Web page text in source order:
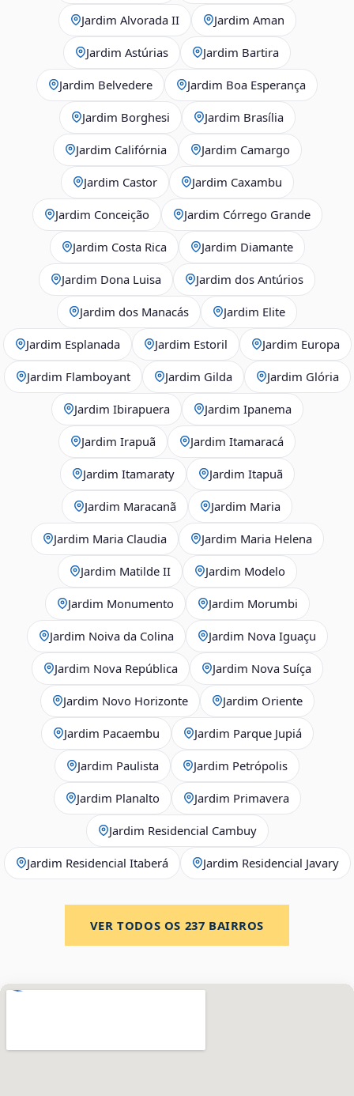
Jardim Alvorada II Jardim Aman
Jardim Astúrias Jardim Bartira
Jardim Belvedere Jardim Boa Esperança
Jardim Borghesi Jardim Brasília
Jardim Califórnia Jardim Camargo
Jardim Castor Jardim Caxambu
Jardim Conceição Jardim Córrego Grande
Jardim Costa Rica Jardim Diamante
Jardim Dona Luisa Jardim dos Antúrios
Jardim dos Manacás Jardim Elite
Jardim Esplanada Jardim Estoril Jardim Europa
Jardim Flamboyant Jardim Gilda Jardim Glória
Jardim Ibirapuera Jardim Ipanema
Jardim Irapuã Jardim Itamaracá
Jardim Itamaraty Jardim Itapuã
Jardim Maracanã Jardim Maria
Jardim Maria Claudia Jardim Maria Helena
Jardim Matilde II Jardim Modelo
Jardim Monumento Jardim Morumbi
Jardim Noiva da Colina Jardim Nova Iguaçu
Jardim Nova República Jardim Nova Suíça
Jardim Novo Horizonte Jardim Oriente
Jardim Pacaembu Jardim Parque Jupiá
Jardim Paulista Jardim Petrópolis
Jardim Planalto Jardim Primavera
Jardim Residencial Cambuy
Jardim Residencial Itaberá Jardim Residencial Javary
VER TODOS OS 237 BAIRROS